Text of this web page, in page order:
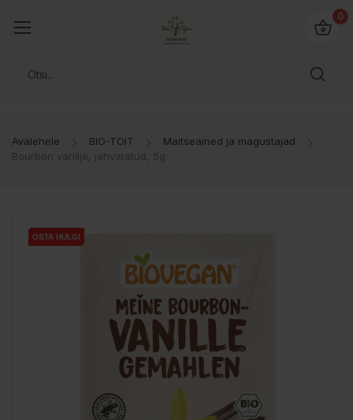
0
Avalehele BIO-TOIT
Maitseained ja magustajad
Bourbon vanilje, jahvatatud, 5g
OSTA HULGI
OSTA HULGI